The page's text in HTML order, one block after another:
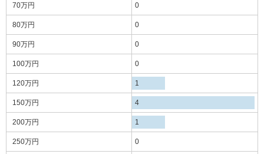
70万円
80万円
90万円
100万円
120万円
150万円
200万円
250万円
0
0
0
0
1
4
1
0